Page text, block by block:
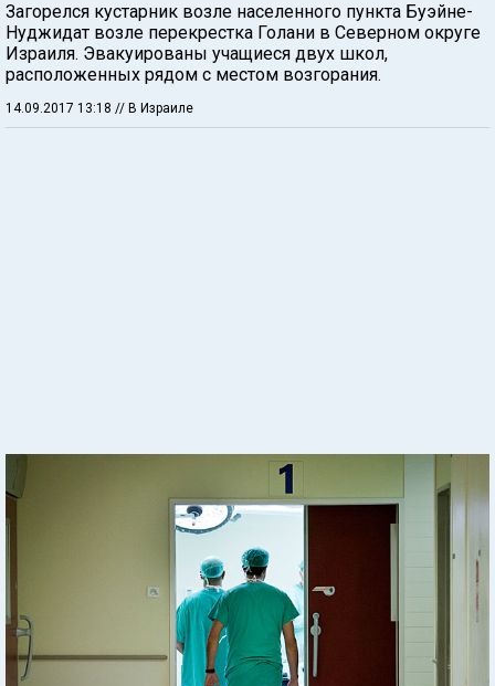
Загорелся кустарник возле населенного пункта Буэйне-
Нуджидат возле перекрестка Голани в Северном округе
Израиля. Эвакуированы учащиеся двух школ,
расположенных рядом с местом возгорания.
14.09.2017 13:18 // В Израиле